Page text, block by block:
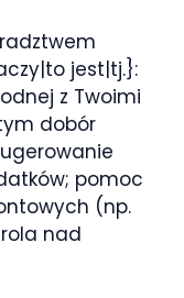
jest|tj.}:
z Twoimi
dobór
pomoc
(np.
nad